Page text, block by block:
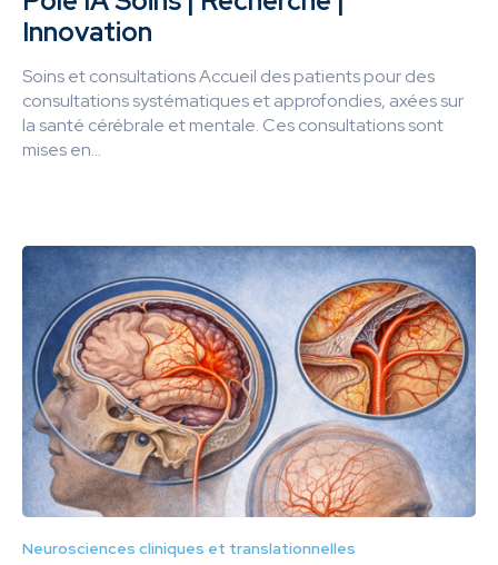
Innovation
Soins et consultations Accueil des patients pour des
consultations systématiques et approfondies, axées sur
la santé cérébrale et mentale. Ces consultations sont
mises en...
Neurosciences cliniques et translationnelles